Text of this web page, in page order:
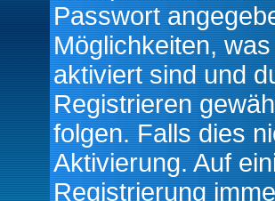
Passwort
Möglichkeiten,
aktiviert sind und
Registrieren
folgen. Falls dies
Aktivierung. Auf
Registrierung